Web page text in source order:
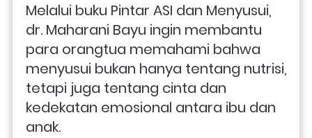
Melalui buku Pintar ASI dan Menyusui,
dr. Maharani Bayu ingin membantu
para orangtua memahami bahwa
menyusui bukan hanya tentang nutrisi,
tetapi juga tentang cinta dan
kedekatan emosional antara ibu dan
anak.